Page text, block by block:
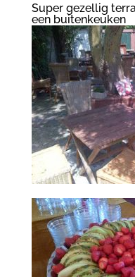
Super gezellig
een buitenkeuken